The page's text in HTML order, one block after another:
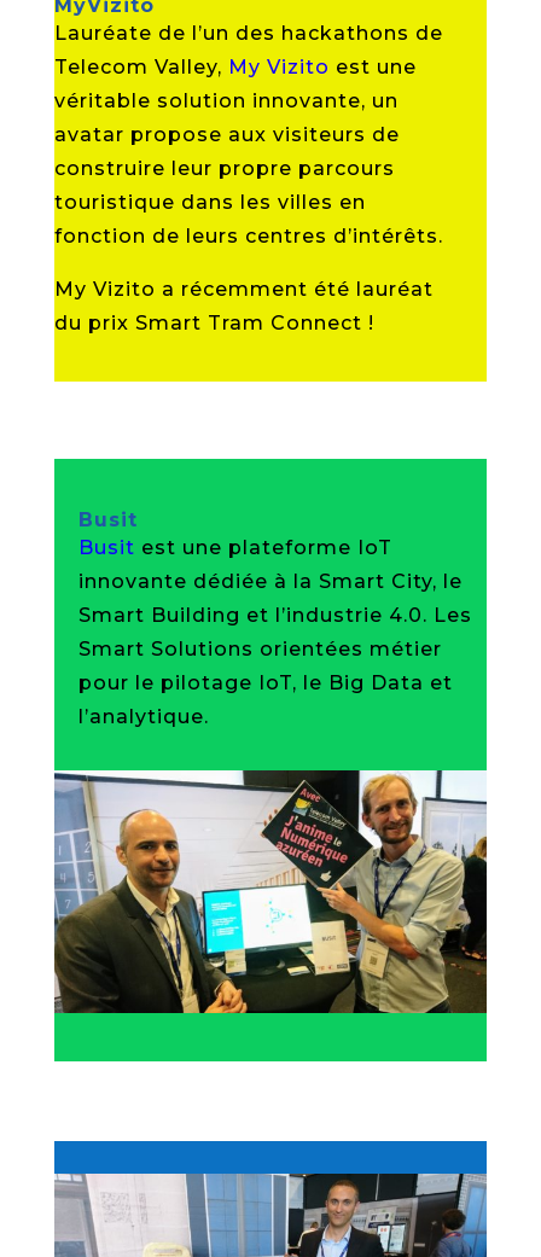
MyVizito
Lauréate de l’un des hackathons de
Telecom Valley, My Vizito est une
véritable solution innovante, un
avatar propose aux visiteurs de
construire leur propre parcours
touristique dans les villes en
fonction de leurs centres d’intérêts.
My Vizito a récemment été lauréat
du prix Smart Tram Connect !
Busit
Busit est une plateforme IoT
innovante dédiée à la Smart City, le
Smart Building et l’industrie 4.0. Les
Smart Solutions orientées métier
pour le pilotage IoT, le Big Data et
l’analytique.